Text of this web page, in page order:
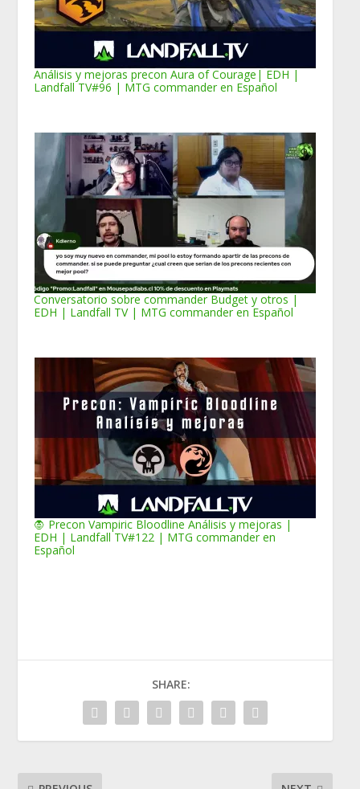
Análisis y mejoras precon Aura of Courage| EDH |
Landfall TV#96 | MTG commander en Español
Conversatorio sobre commander Budget y otros |
EDH | Landfall TV | MTG commander en Español
🧛 Precon Vampiric Bloodline Análisis y mejoras |
EDH | Landfall TV#122 | MTG commander en
Español
SHARE: